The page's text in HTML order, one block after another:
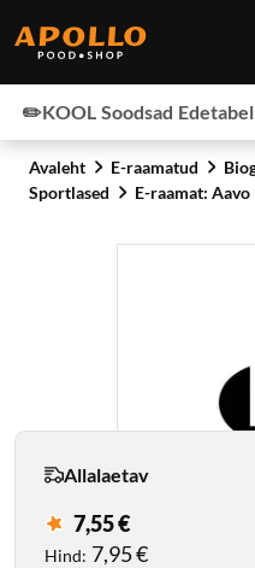
✏️KOOL Soodsad
Avaleht E-raamatud
Sportlased
E-raamat:
Allalaetav
Klubihind:
7,55 €
Hind: 7,95 €